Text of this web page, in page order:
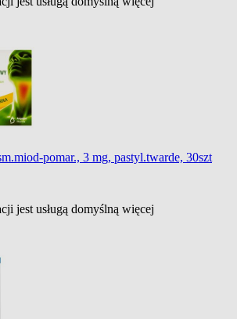
pomar., 3 mg, pastyl.twarde, 30szt
jest usługą domyślną więcej